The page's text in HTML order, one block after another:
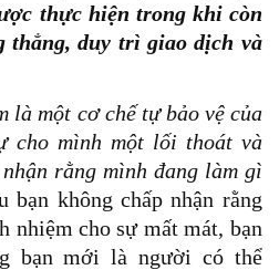
thực hiện trong khi còn
thẳng, duy trì giao dịch và
là một cơ chế tự bảo vệ của
cho mình một lối thoát và
rằng mình đang làm gì
bạn không chấp nhận rằng
nhiệm cho sự mất mát, bạn
bạn mới là người có thể